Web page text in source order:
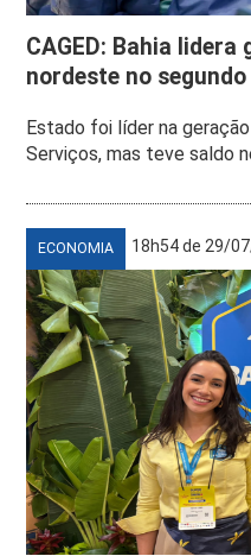
CAGED: Bahia
nordeste no
Estado foi líder na
Serviços, mas teve saldo
ECONOMIA 18h54 de 29/